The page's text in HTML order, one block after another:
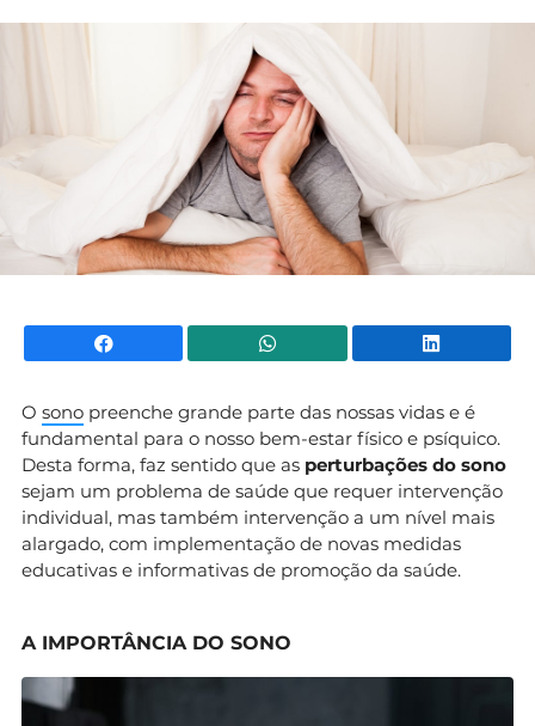
Facebook WhatsApp
O sono preenche grande parte das nossas vidas e é
fundamental para o nosso bem-estar físico e psíquico.
Desta forma, faz sentido que as perturbações do sono
sejam um problema de saúde que requer intervenção
individual, mas também intervenção a um nível mais
alargado, com implementação de novas medidas
educativas e informativas de promoção da saúde.
A IMPORTÂNCIA DO SONO